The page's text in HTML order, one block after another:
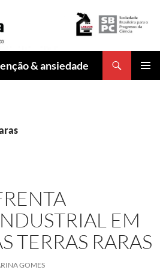
& ansiedade
EM
TERRAS RARAS
GOMES